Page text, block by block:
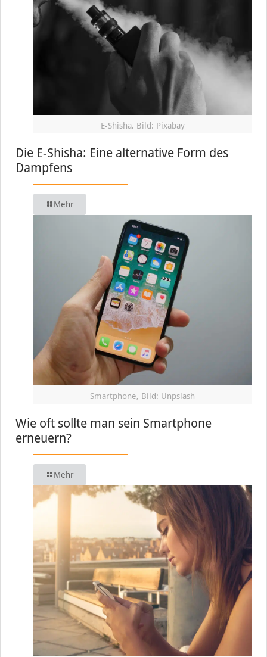
E-Shisha, Bild: Pixabay
Die E-Shisha: Eine alternative Form des
Dampfens
Mehr
Smartphone, Bild: Unpslash
Wie oft sollte man sein Smartphone
erneuern?
Mehr